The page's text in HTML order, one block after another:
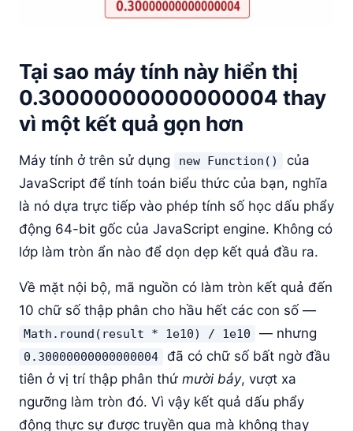
Tại sao máy tính này hiển thị
0.30000000000000004 thay
vì một kết quả gọn hơn
Máy tính ở trên sử dụng new Function()
của
JavaScript để tính toán biểu thức của bạn, nghĩa
là nó dựa trực tiếp vào phép tính số học dấu phẩy
động 64-bit gốc của JavaScript engine. Không có
lớp làm tròn ẩn nào để dọn dẹp kết quả đầu ra.
Về mặt nội bộ, mã nguồn có làm tròn kết quả đến
10 chữ số thập phân cho hầu hết các con số —
Math.round(result * 1e10) / 1e10 — nhưng
0.30000000000000004
đã có chữ số bất ngờ đầu
tiên ở vị trí thập phân thứ mười bảy, vượt xa
ngưỡng làm tròn đó. Vì vậy kết quả dấu phẩy
động thực sự được truyền qua mà không thay